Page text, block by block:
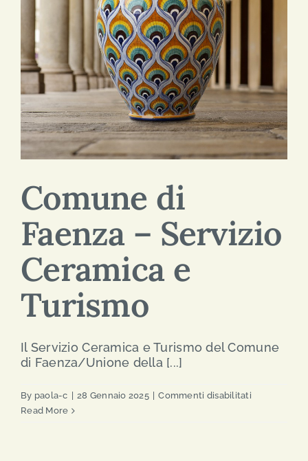
SEARCH
FOR:
ENG
ITA
Comune di
Faenza – Servizio
Ceramica e
Turismo
Il Servizio Ceramica e Turismo del Comune
di Faenza/Unione della [...]
By paola-c 28 Gennaio 2025 Commenti disabilitati
Read More